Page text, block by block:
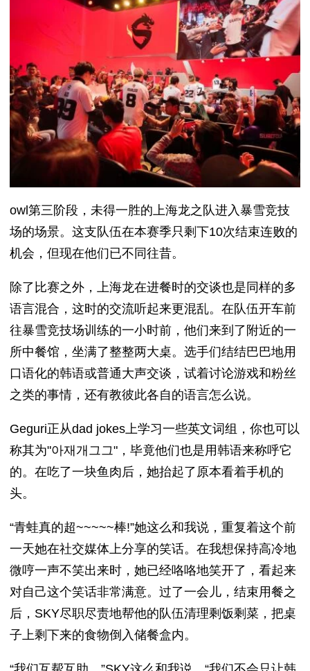
owl第三阶段，未得一胜的上海龙之队进入暴雪竞技
场的场景。这支队伍在本赛季只剩下10次结束连败的
机会，但现在他们已不同往昔。
除了比赛之外，上海龙在进餐时的交谈也是同样的多
语言混合，这时的交流听起来更混乱。在队伍开车前
往暴雪竞技场训练的一小时前，他们来到了附近的一
所中餐馆，坐满了整整两大桌。选手们结结巴巴地用
口语化的韩语或普通大声交谈，试着讨论游戏和粉丝
之类的事情，还有教彼此各自的语言怎么说。
Geguri正从dad jokes上学习一些英文词组，你也可以
称其为"아재개그그"，毕竟他们也是用韩语来称呼它
的。在吃了一块鱼肉后，她抬起了原本看着手机的
头。
“青蛙真的超~~~~~棒!”她这么和我说，重复着这个前
一天她在社交媒体上分享的笑话。在我想保持高冷地
微哼一声不笑出来时，她已经咯咯地笑开了，看起来
对自己这个笑话非常满意。过了一会儿，结束用餐之
后，SKY尽职尽责地帮他的队伍清理剩饭剩菜，把桌
子上剩下来的食物倒入储餐盒内。